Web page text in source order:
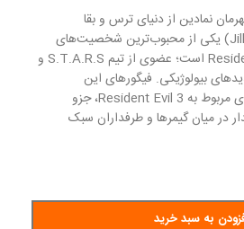
نمادین از دنیای ترس و بقا
جیل ولنتاین (Jill Valentine) یکی از محبوب‌ترین شخصیت‌های
مجموعه بازی‌های Resident Evil است؛ عضوی از تیم S.T.A.R.S و
بیولوژیکی. فیگورهای این
شخصیت، به‌ویژه نسخه‌های مربوط به Resident Evil 3، جزو
در میان گیمرها و طرفداران سبک
به سبد خرید